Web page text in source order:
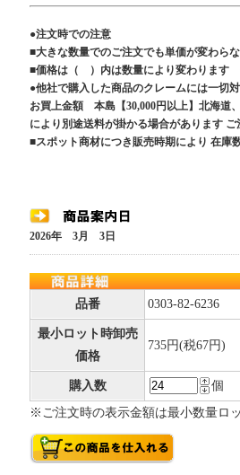
●注文時での注意
■大きな数量でのご注文でも単価が変わら
■価格は（ ）内は数量により変わります
●他社で購入した商品のクレームには一切
お買上金額 本島【30,000円以上】北海道
により別途送料が掛かる場合があります
■スポット商材につき販売時期により 在庫
2026年 3月 3日
品番 0303-82-6236
最小ロット時卸売
価格
735円(税67円)
購入数
個
※ご注文時の表示金額は最小数量ロ